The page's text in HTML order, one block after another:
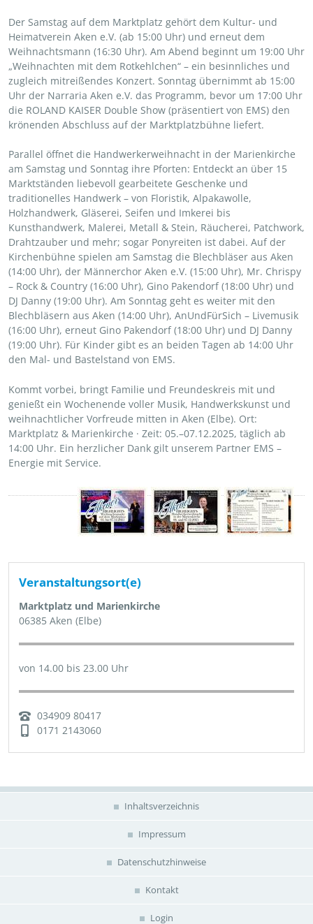
Der Samstag auf dem Marktplatz gehört dem Kultur- und
Heimatverein Aken e.V. (ab 15:00 Uhr) und erneut dem
Weihnachtsmann (16:30 Uhr). Am Abend beginnt um 19:00 Uhr
„Weihnachten mit dem Rotkehlchen“ – ein besinnliches und
zugleich mitreißendes Konzert. Sonntag übernimmt ab 15:00
Uhr der Narraria Aken e.V. das Programm, bevor um 17:00 Uhr
die ROLAND KAISER Double Show (präsentiert von EMS) den
krönenden Abschluss auf der Marktplatzbühne liefert.
Parallel öffnet die Handwerkerweihnacht in der Marienkirche
am Samstag und Sonntag ihre Pforten: Entdeckt an über 15
Marktständen liebevoll gearbeitete Geschenke und
traditionelles Handwerk – von Floristik, Alpakawolle,
Holzhandwerk, Gläserei, Seifen und Imkerei bis
Kunsthandwerk, Malerei, Metall & Stein, Räucherei, Patchwork,
Drahtzauber und mehr; sogar Ponyreiten ist dabei. Auf der
Kirchenbühne spielen am Samstag die Blechbläser aus Aken
(14:00 Uhr), der Männerchor Aken e.V. (15:00 Uhr), Mr. Chrispy
– Rock & Country (16:00 Uhr), Gino Pakendorf (18:00 Uhr) und
DJ Danny (19:00 Uhr). Am Sonntag geht es weiter mit den
Blechbläsern aus Aken (14:00 Uhr), AnUndFürSich – Livemusik
(16:00 Uhr), erneut Gino Pakendorf (18:00 Uhr) und DJ Danny
(19:00 Uhr). Für Kinder gibt es an beiden Tagen ab 14:00 Uhr
den Mal- und Bastelstand von EMS.
Kommt vorbei, bringt Familie und Freundeskreis mit und
genießt ein Wochenende voller Musik, Handwerkskunst und
weihnachtlicher Vorfreude mitten in Aken (Elbe). Ort:
Marktplatz & Marienkirche · Zeit: 05.–07.12.2025, täglich ab
14:00 Uhr. Ein herzlicher Dank gilt unserem Partner EMS –
Energie mit Service.
Veranstaltungsort(e)
Marktplatz und Marienkirche
06385 Aken (Elbe)
von 14.00 bis 23.00 Uhr
034909 80417
0171 2143060
Inhaltsverzeichnis
Impressum
Datenschutzhinweise
Kontakt
Login